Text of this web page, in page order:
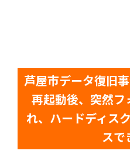
芦屋市データ復旧
再起動後、突然フ
れ、ハードディス
スで